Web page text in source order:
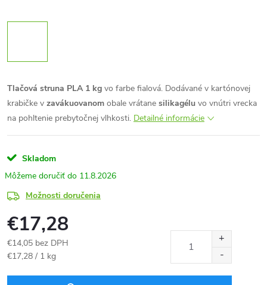
Tlačová struna PLA 1 kg vo farbe fialová. Dodávané v kartónovej
krabičke v zavákuovanom obale vrátane silikagélu vo vnútri vrecka
na pohltenie prebytočnej vlhkosti. Detailné informácie
Skladom
11.8.2026
Možnosti doručenia
€17,28
€14,05 bez DPH
Jednotková
€17,28 / 1 kg